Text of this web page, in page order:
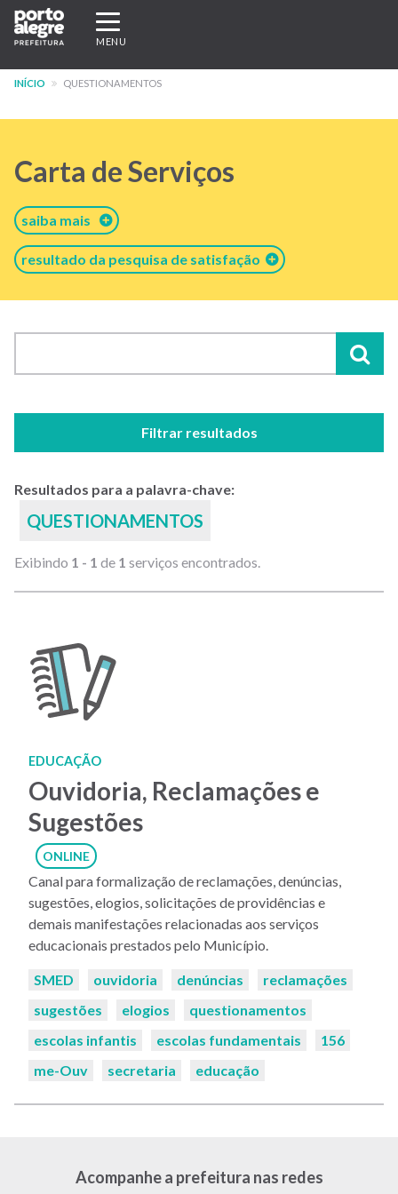
Pular
para
conteúdo
Expandir/recolher
navegação
MENU
INÍCIO QUESTIONAMENTOS
Carta de Serviços
saiba mais
resultado da pesquisa de satisfação
Filtrar resultados
Resultados para a palavra-chave:
QUESTIONAMENTOS
Exibindo 1 - 1 de 1 serviços encontrados.
EDUCAÇÃO
Ouvidoria, Reclamações e
Sugestões
ONLINE
Canal para formalização de reclamações, denúncias,
sugestões, elogios, solicitações de providências e
demais manifestações relacionadas aos serviços
educacionais prestados pelo Município.
Palavras-
SMED ouvidoria denúncias
reclamações
sugestões
elogios
questionamentos
escolas infantis
escolas fundamentais
156
me-Ouv
secretaria educação
Acompanhe a prefeitura nas redes